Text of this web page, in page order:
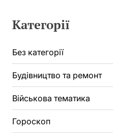
Категорії
Без категорії
Будівництво та ремонт
Військова тематика
Гороскоп